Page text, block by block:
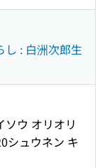
し : 白洲次郎生
ソウ オリオリ
シュウネン キ